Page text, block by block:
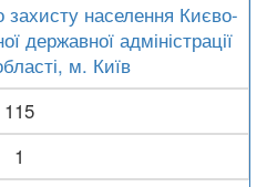
захисту населення Києво-
державної адміністрації
м. Київ
115
1